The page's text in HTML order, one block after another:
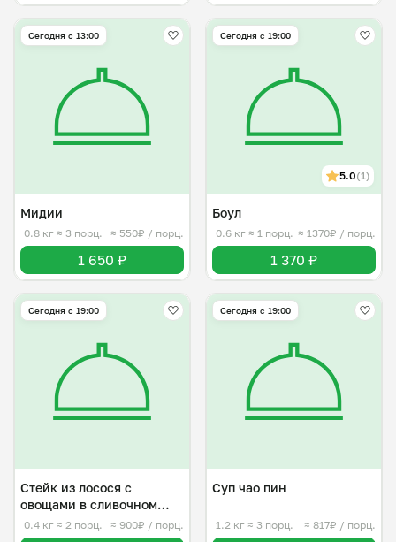
Сегодня с 13:00
Мидии
0.8 кг ≈ 3 порц. ≈ 550₽ / порц.
1 650 ₽
Сегодня с 19:00
5.0(1)
Боул
0.6 кг ≈ 1 порц. ≈ 1370₽ / порц.
1 370 ₽
Сегодня с 19:00
Стейк из лосося с
овощами в сливочном
соусе
0.4 кг ≈ 2 порц. ≈ 900₽ / порц.
Сегодня с 19:00
Суп чао пин
1.2 кг ≈ 3 порц. ≈ 817₽ / порц.